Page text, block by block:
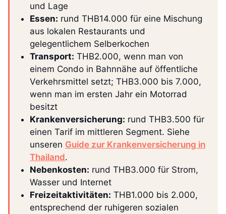
und Lage
Essen: rund THB14.000 für eine Mischung
aus lokalen Restaurants und
gelegentlichem Selberkochen
Transport: THB2.000, wenn man von
einem Condo in Bahnnähe auf öffentliche
Verkehrsmittel setzt; THB3.000 bis 7.000,
wenn man im ersten Jahr ein Motorrad
besitzt
Krankenversicherung: rund THB3.500 für
einen Tarif im mittleren Segment. Siehe
unseren Guide zur Krankenversicherung in
Thailand.
Nebenkosten: rund THB3.000 für Strom,
Wasser und Internet
Freizeitaktivitäten: THB1.000 bis 2.000,
entsprechend der ruhigeren sozialen